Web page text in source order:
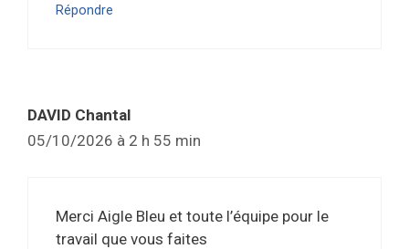
Répondre
DAVID Chantal
05/10/2026 à 2 h 55 min
Merci Aigle Bleu et toute l’équipe pour le
travail que vous faites